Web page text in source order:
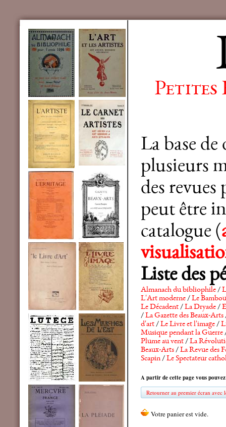
Petites
La base
plusieurs
des revues
peut être
catalogue (
Liste des
Almanach du bibliophile/
L'Art moderne/Le Bambou
Le Décadent/La Dryade/
/La Gazette des Beaux-Arts
d'art/Le Livre et l'image/
Musique pendant la Guerre
Plume au vent/La
Beaux-Arts/La Revue des
Scapin/Le Spectateur
A partir de cette page vous
Retourner au premier écran avec